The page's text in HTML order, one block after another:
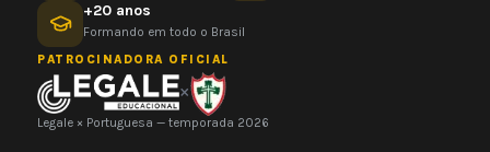
+20 anos
Formando em todo o Brasil
PATROCINADORA OFICIAL
×
Legale × Portuguesa — temporada 2026